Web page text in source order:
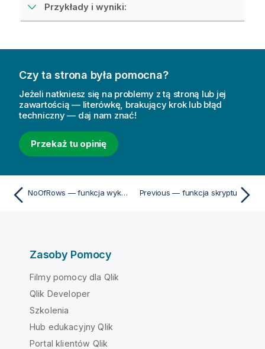
Przykłady i wyniki:
Czy ta strona była pomocna?
Jeżeli natkniesz się na problemy z tą stroną lub jej
zawartością — literówkę, brakujący krok lub błąd
techniczny — daj nam znać!
Przekaż tu opinię
NoOfRows — funkcja wykresu Previous — funkcja skryptu
Zasoby Pomocy
Filmy pomocy dla Qlik
Qlik Developer
Szkolenia
Hub edukacyjny Qlik
Portal klientów Qlik